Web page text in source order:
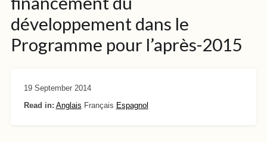
développement dans le
Programme pour l’après-2015
19 September 2014
Read in: Anglais Français Espagnol